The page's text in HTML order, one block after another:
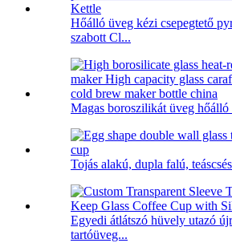
Hőálló üveg kézi csepegtető
szabott Cl...
Magas boroszilikát üveg hőálló
Tojás alakú, dupla falú,
Egyedi átlátszó hüvely utazó
tartóüveg...